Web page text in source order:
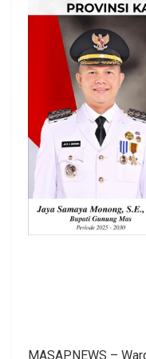
MASAPNEWS –